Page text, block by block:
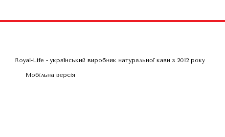
Royal-Life - український виробник натуральної кави з 2012 року
Мобільна версія